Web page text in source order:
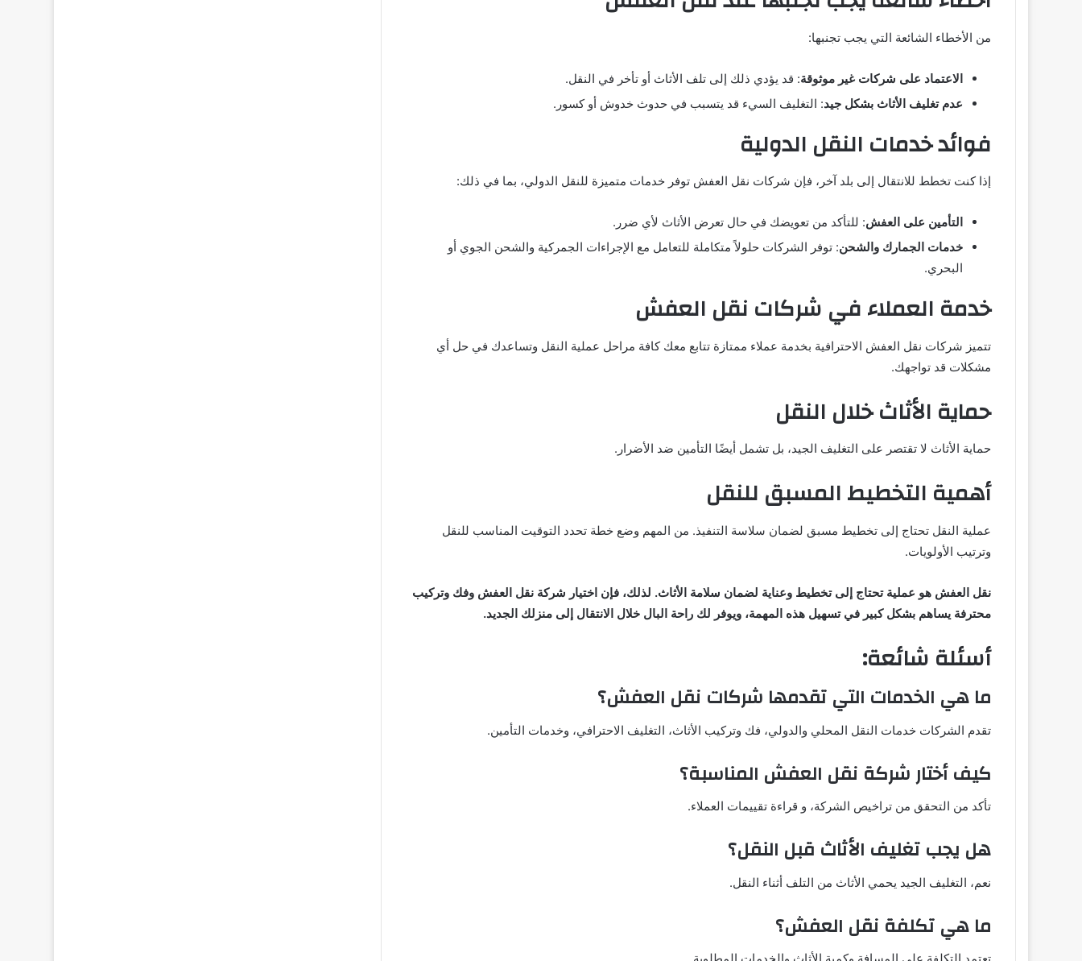
من الأخطاء الشائعة التي يجب تجنبها:
الاعتماد على شركات غير موثوقة: قد يؤدي ذلك إلى تلف الأثاث أو تأخر في النقل.
عدم تغليف الأثاث بشكل جيد: التغليف السيء قد يتسبب في حدوث خدوش أو كسور.
فوائد خدمات النقل الدولية
إذا كنت تخطط للانتقال إلى بلد آخر، فإن شركات نقل العفش توفر خدمات متميزة للنقل الدولي، بما في ذلك:
التأمين على العفش: للتأكد من تعويضك في حال تعرض الأثاث لأي ضرر.
خدمات الجمارك والشحن: توفر الشركات حلولاً متكاملة للتعامل مع الإجراءات الجمركية والشحن الجوي أو
البحري.
خدمة العملاء في شركات نقل العفش
تتميز شركات نقل العفش الاحترافية بخدمة عملاء ممتازة تتابع معك كافة مراحل عملية النقل وتساعدك في حل أي
مشكلات قد تواجهك.
حماية الأثاث خلال النقل
حماية الأثاث لا تقتصر على التغليف الجيد، بل تشمل أيضًا التأمين ضد الأضرار.
أهمية التخطيط المسبق للنقل
عملية النقل تحتاج إلى تخطيط مسبق لضمان سلاسة التنفيذ. من المهم وضع خطة تحدد التوقيت المناسب للنقل
وترتيب الأولويات.
نقل العفش هو عملية تحتاج إلى تخطيط وعناية لضمان سلامة الأثاث. لذلك، فإن اختيار شركة نقل العفش وفك وتركيب
محترفة يساهم بشكل كبير في تسهيل هذه المهمة، ويوفر لك راحة البال خلال الانتقال إلى منزلك الجديد.
أسئلة شائعة:
ما هي الخدمات التي تقدمها شركات نقل العفش؟
تقدم الشركات خدمات النقل المحلي والدولي، فك وتركيب الأثاث، التغليف الاحترافي، وخدمات التأمين.
كيف أختار شركة نقل العفش المناسبة؟
تأكد من التحقق من تراخيص الشركة، و قراءة تقييمات العملاء.
هل يجب تغليف الأثاث قبل النقل؟
نعم، التغليف الجيد يحمي الأثاث من التلف أثناء النقل.
ما هي تكلفة نقل العفش؟